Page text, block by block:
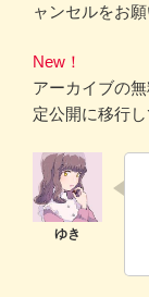
ャンセルをお願
New！
アーカイブの
定公開に移行し